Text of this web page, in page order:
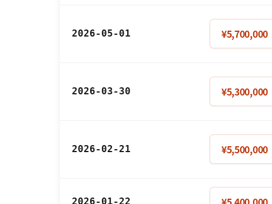
2026-05-01 ¥5,700,000
2026-03-30 ¥5,300,000
2026-02-21 ¥5,500,000
2026-01-22